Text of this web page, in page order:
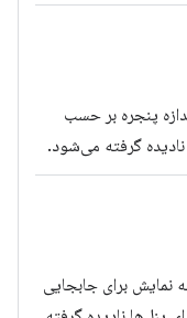
پنجره بر حسب
نادیده گرفته می‌شود.
برای جابجایی